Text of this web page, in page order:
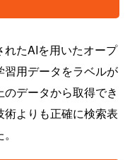
たAIを用いたオープ
習用データをラベルが
データから取得でき
よりも正確に検索表